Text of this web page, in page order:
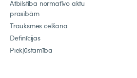
Atbilstība normatīvo aktu
prasībām
Trauksmes celšana
Definīcijas
Piekļūstamība